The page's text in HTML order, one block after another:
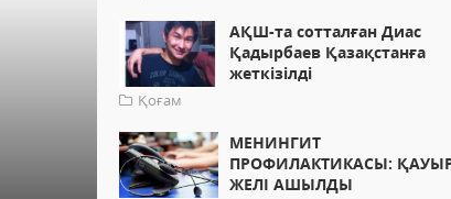
АҚШ-та сотталған Диас
Қадырбаев Қазақстанға
жеткізілді
Қоғам
МЕНИНГИТ
ПРОФИЛАКТИКАСЫ:
ЖЕЛІ АШЫЛДЫ